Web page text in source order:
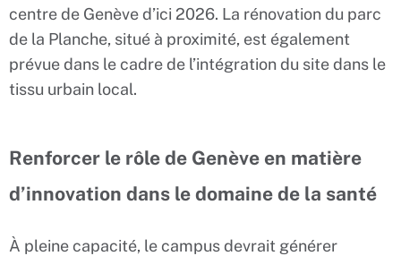
centre de Genève d’ici 2026. La rénovation du parc
de la Planche, situé à proximité, est également
prévue dans le cadre de l’intégration du site dans le
tissu urbain local.
Renforcer le rôle de Genève en matière
d’innovation dans le domaine de la santé
À pleine capacité, le campus devrait générer